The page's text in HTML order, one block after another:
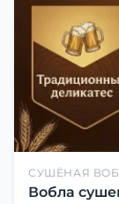
СУШЁНАЯ
Вобла